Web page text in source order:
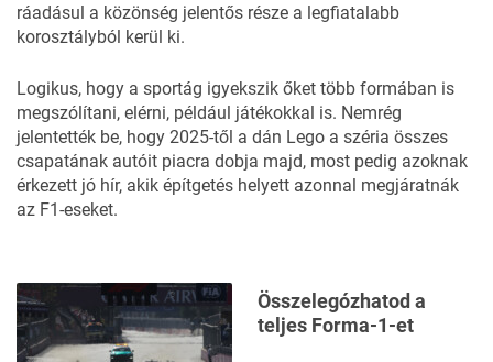
ráadásul a közönség jelentős része a legfiatalabb
korosztályból kerül ki.
Logikus, hogy a sportág igyekszik őket több formában is
megszólítani, elérni, például játékokkal is. Nemrég
jelentették be, hogy 2025-től a dán Lego a széria összes
csapatának autóit piacra dobja majd, most pedig azoknak
érkezett jó hír, akik építgetés helyett azonnal megjáratnák
az F1-eseket.
Összelegózhatod a
teljes Forma-1-et